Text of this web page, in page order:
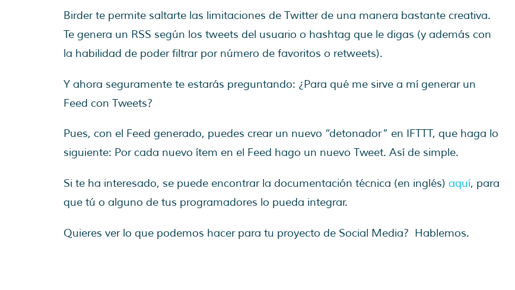
Birder te permite saltarte las limitaciones de Twitter de una manera bastante creativa.
Te genera un RSS según los tweets del usuario o hashtag que le digas (y además con
la habilidad de poder filtrar por número de favoritos o retweets).
Y ahora seguramente te estarás preguntando: ¿Para qué me sirve a mí generar un
Feed con Tweets?
Pues, con el Feed generado, puedes crear un nuevo “detonador” en IFTTT, que haga lo
siguiente: Por cada nuevo ítem en el Feed hago un nuevo Tweet. Así de simple.
Si te ha interesado, se puede encontrar la documentación técnica (en inglés)aquí, para
que tú o alguno de tus programadores lo pueda integrar.
Quieres ver lo que podemos hacer para tu proyecto de Social Media? Hablemos.